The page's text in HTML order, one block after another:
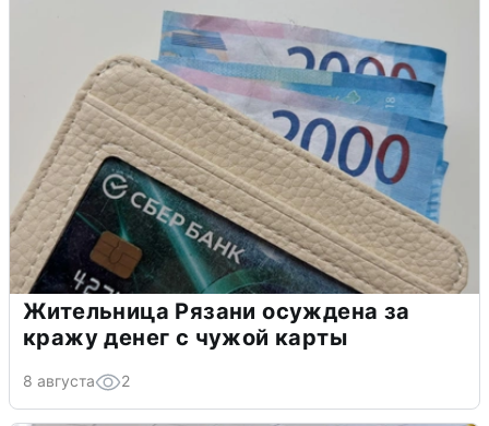
Жительница Рязани осуждена за
кражу денег с чужой карты
8 августа 2